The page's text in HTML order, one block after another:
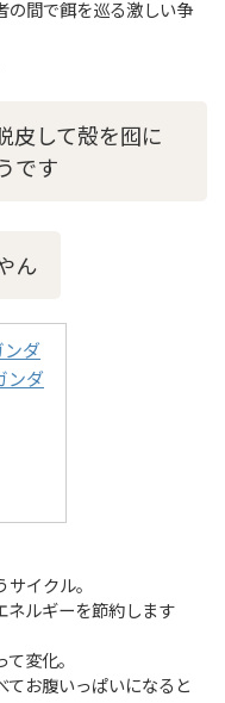
の間で餌を巡る激しい争
皮して殻を囮に
です
ん
ンダ
ンダ
イクル。
ネルギーを節約します
て変化。
お腹いっぱいになると